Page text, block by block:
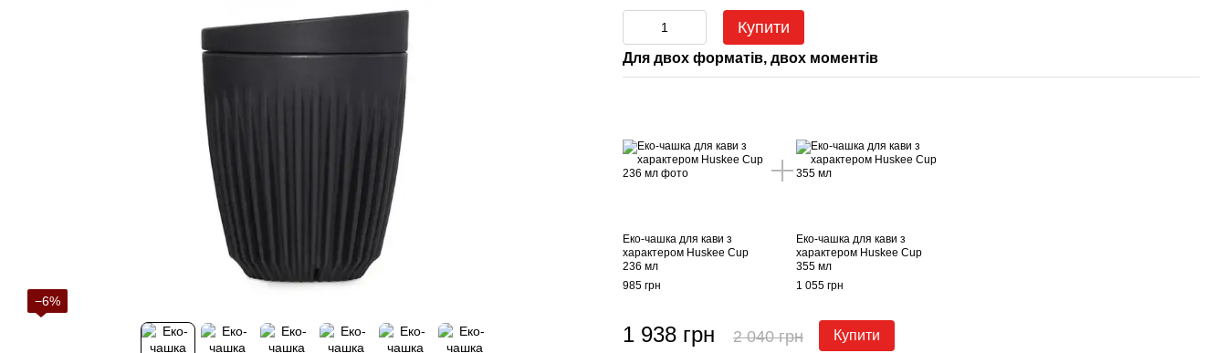
−6%
Купити
Для двох форматів, двох моментів
Еко-чашка для кави з
характером Huskee Cup
236 мл
985 грн
Еко-чашка для кави з
характером Huskee Cup
355 мл
1 055 грн
1 938 грн 2 040 грн Купити